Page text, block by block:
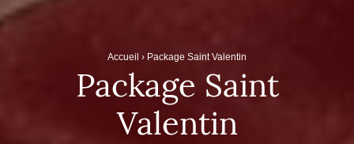
Accueil › Package Saint Valentin
Package Saint
Valentin